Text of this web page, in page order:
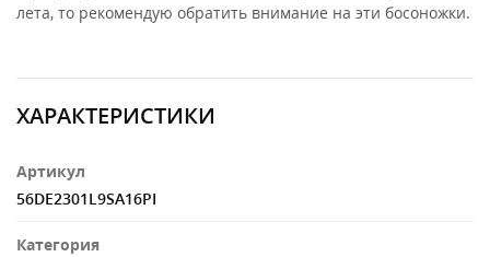
лета, то рекомендую обратить внимание на эти босоножки.
ХАРАКТЕРИСТИКИ
Артикул
56DE2301L9SA16PI
Категория